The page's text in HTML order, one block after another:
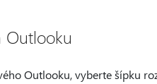
Outlooku
Outlooku, vyberte šípku